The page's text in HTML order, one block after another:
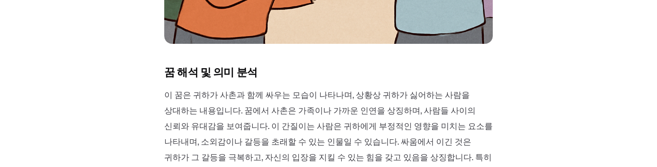
꿈 해석 및 의미 분석
이 꿈은 귀하가 사촌과 함께 싸우는 모습이 나타나며, 상황상 귀하가 싫어하는 사람을
상대하는 내용입니다. 꿈에서 사촌은 가족이나 가까운 인연을 상징하며, 사람들 사이의
신뢰와 유대감을 보여줍니다. 이 간질이는 사람은 귀하에게 부정적인 영향을 미치는 요소를
나타내며, 소외감이나 갈등을 초래할 수 있는 인물일 수 있습니다. 싸움에서 이긴 것은
귀하가 그 갈등을 극복하고, 자신의 입장을 지킬 수 있는 힘을 갖고 있음을 상징합니다. 특히